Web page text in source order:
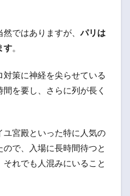
ではありますが、 パリは
す。
策に神経を尖らせている
を要し、さらに列が長く
宮殿といった特に人気の
で、入場に長時間待つと
れでも人混みにいること